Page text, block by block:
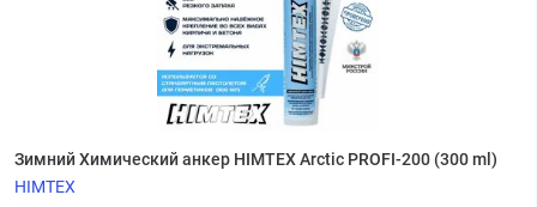
Зимний Химический анкер HIMTEX Arctic PROFI-200 (300 ml)
HIMTEX